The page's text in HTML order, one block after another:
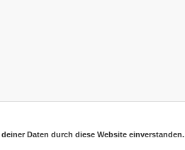
Daten durch diese Website einverstanden.